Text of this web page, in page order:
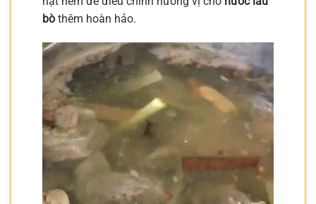
bò thêm hoàn hảo.